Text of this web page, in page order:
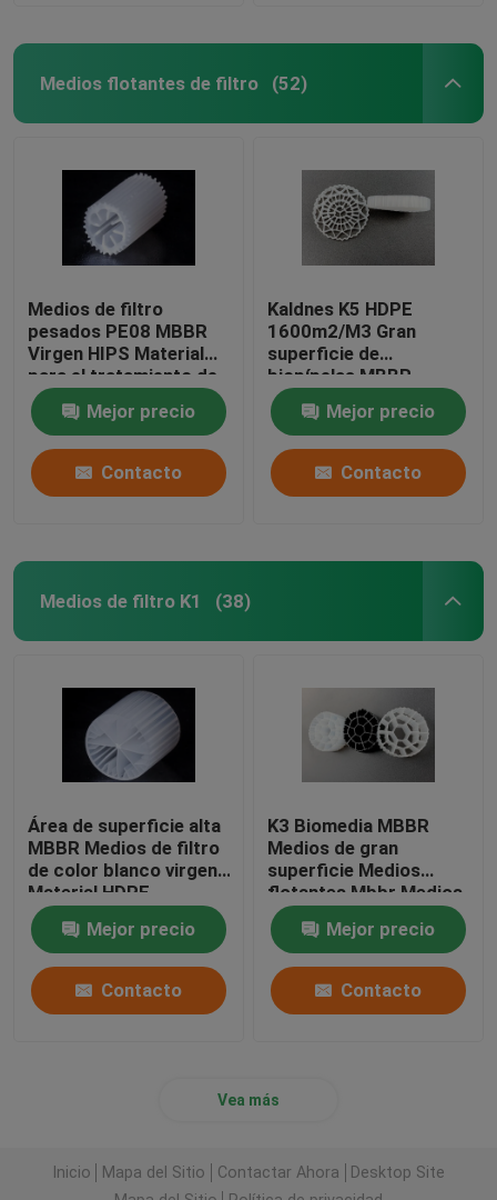
Medios flotantes de filtro (52)
Medios de filtro
pesados PE08 MBBR
Virgen HIPS Material
para el tratamiento de
aguas residuales
Medios de biomasa de
color blanco
Mejor precio
Contacto
Kaldnes K5 HDPE
1600m2/M3 Gran
superficie de
biopípelas MBBR
Medios flotantes de
filtro
Mejor precio
Contacto
Medios de filtro K1 (38)
Área de superficie alta
MBBR Medios de filtro
de color blanco virgen
Material HDPE
15*15MM
Mejor precio
Contacto
K3 Biomedia MBBR
Medios de gran
superficie Medios
flotantes Mbbr Medios
de filtro
Mejor precio
Contacto
Vea más
Inicio Mapa del Sitio Contactar Ahora
Desktop Site